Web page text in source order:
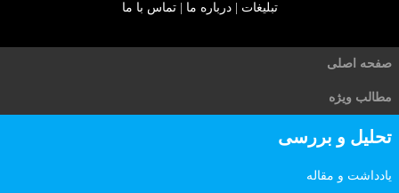
تبلیغات |درباره ما |تماس با ما
صفحه اصلی
مطالب ویژه
تحلیل و بررسی
یادداشت و مقاله